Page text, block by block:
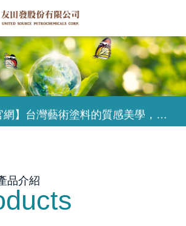
【優室比品牌官網】台灣藝術塗料的質感美學，為獨特的設計風格塑造無限可能
品介紹